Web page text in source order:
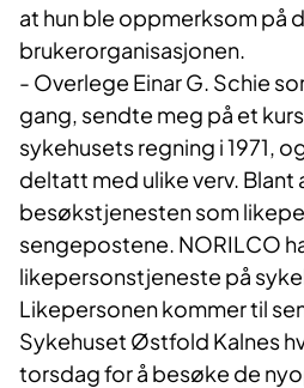
at hun ble oppmerksom på
brukerorganisasjonen.
- Overlege Einar G. Schie
gang, sendte meg på et
sykehusets regning i 1971,
deltatt med ulike verv. Blant
besøkstjenesten som
sengepostene. NORILCO
likepersonstjeneste på
Likepersonen kommer til
Sykehuset Østfold Kalnes
torsdag for å besøke de